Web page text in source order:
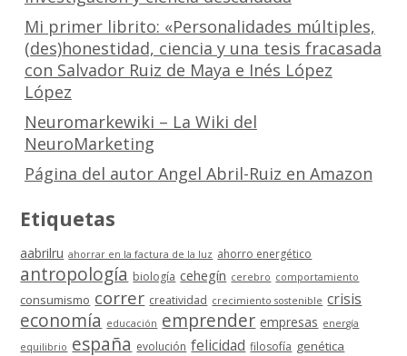
Mi primer librito: «Personalidades múltiples,
(des)honestidad, ciencia y una tesis fracasada
con Salvador Ruiz de Maya e Inés López
López
Neuromarkewiki – La Wiki del
NeuroMarketing
Página del autor Angel Abril-Ruiz en Amazon
Etiquetas
aabrilru ahorrar en la factura de la luz ahorro energético
antropología biología cehegín cerebro comportamiento
consumismo correr creatividad crecimiento sostenible crisis
economía educación emprender empresas energía
equilibrio españa evolución felicidad filosofía genética